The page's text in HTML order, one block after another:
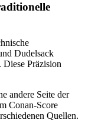
Dudelsack
Präzision
andere Seite der
Conan-Score
Quellen.